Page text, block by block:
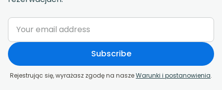
Subscribe
Rejestrując się, wyrażasz zgodę na naszeWarunki i postanowienia.